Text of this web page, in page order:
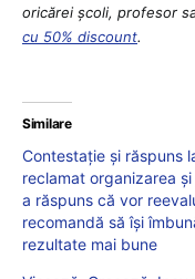
oricărei școli, profesor
cu 50% discount.
Similare
Contestație și răspuns
reclamat organizarea
a răspuns că vor
recomandă să își
rezultate mai bune